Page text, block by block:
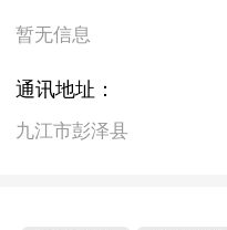
暂无信息
通讯地址：
九江市彭泽县